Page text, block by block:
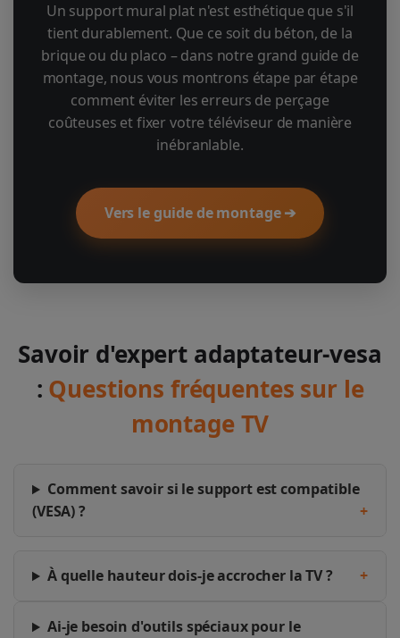
Un support mural plat n'est esthétique que s'il
tient durablement. Que ce soit du béton, de la
brique ou du placo – dans notre grand guide de
montage, nous vous montrons étape par étape
comment éviter les erreurs de perçage
coûteuses et fixer votre téléviseur de manière
inébranlable.
Vers le guide de montage ➔
Savoir d'expert adaptateur-vesa
: Questions fréquentes sur le
montage TV
Comment savoir si le support est compatible
(VESA) ?
+
À quelle hauteur dois-je accrocher la TV ? +
Ai-je besoin d'outils spéciaux pour le